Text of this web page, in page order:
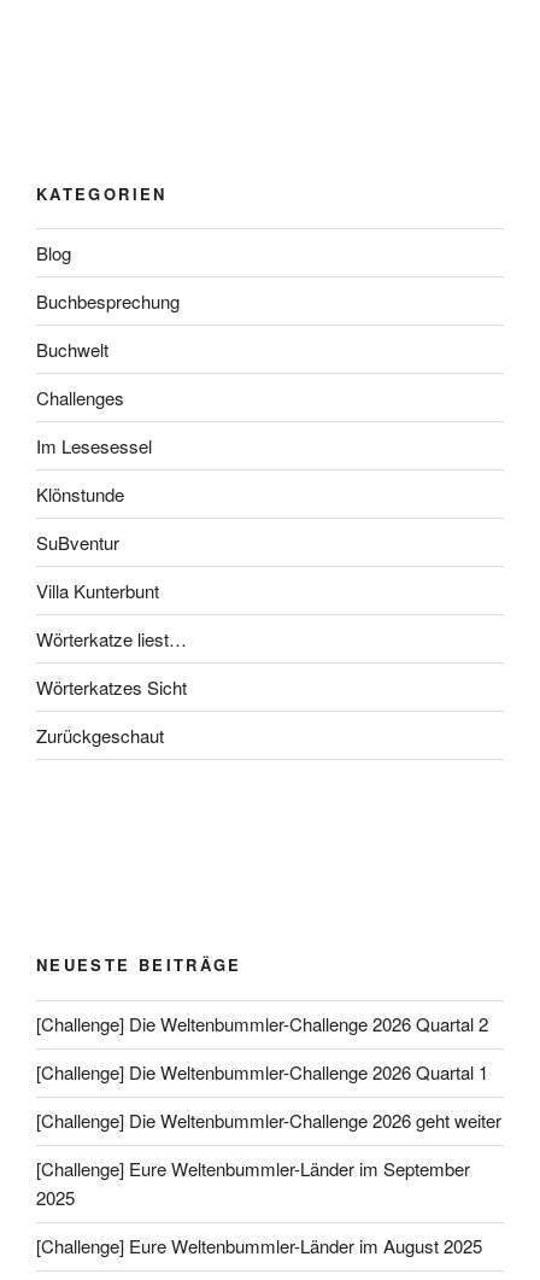
KATEGORIEN
Blog
Buchbesprechung
Buchwelt
Challenges
Im Lesesessel
Klönstunde
SuBventur
Villa Kunterbunt
Wörterkatze liest…
Wörterkatzes Sicht
Zurückgeschaut
NEUESTE BEITRÄGE
[Challenge] Die Weltenbummler-Challenge 2026 Quartal 2
[Challenge] Die Weltenbummler-Challenge 2026 Quartal 1
[Challenge] Die Weltenbummler-Challenge 2026 geht weiter
[Challenge] Eure Weltenbummler-Länder im September
2025
[Challenge] Eure Weltenbummler-Länder im August 2025